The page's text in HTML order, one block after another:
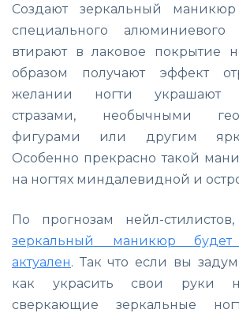
Создают зеркальный
специального
втирают в лаковое покрытие
образом получают эффект
желании ногти украшают
стразами, необычными
фигурами или другим
Особенно прекрасно такой
на ногтях миндалевидной и
По прогнозам нейл-стилистов,
зеркальный маникюр
актуален. Так что если вы
как украсить свои руки
сверкающие зеркальные